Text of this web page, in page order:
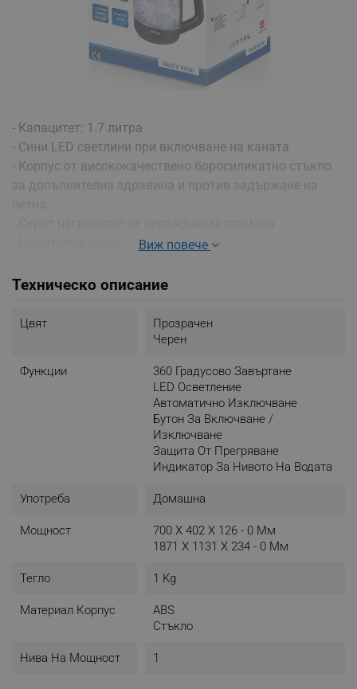
- Капацитет: 1.7 литра
- Сини LED светлини при включване на каната
- Корпус от висококачествено боросиликатно стъкло
за допълнителна здравина и против задържане на
- Бутон за Вкл./Изкл
- Въртяща се на 360° основа за удобство и лесна
Виж повече
Техническо описание
Цвят
Прозрачен
Черен
Функции
360 Градусово Завъртане
LED Осветление
Автоматично Изключване
Бутон За Включване /
Изключване
Защита От Прегряване
Индикатор За Нивото На Водата
Употреба Домашна
Мощност
700 X 402 X 126 - 0 Мм
1871 X 1131 X 234 - 0 Мм
Тегло 1 Kg
Материал Корпус
ABS
Стъкло
Нива На Мощност 1